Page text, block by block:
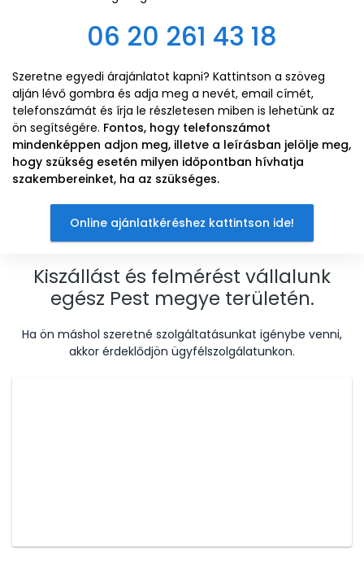
06 20 261 43 18
Szeretne egyedi árajánlatot kapni? Kattintson a szöveg
alján lévő gombra és adja meg a nevét, email címét,
telefonszámát és írja le részletesen miben is lehetünk az
ön segítségére. Fontos, hogy telefonszámot
mindenképpen adjon meg, illetve a leírásban jelölje meg,
hogy szükség esetén milyen időpontban hívhatja
szakembereinket, ha az szükséges.
Online ajánlatkéréshez kattintson ide!
Kiszállást és felmérést vállalunk
egész Pest megye területén.
Ha ön máshol szeretné szolgáltatásunkat igénybe venni,
akkor érdeklődjön ügyfélszolgálatunkon.